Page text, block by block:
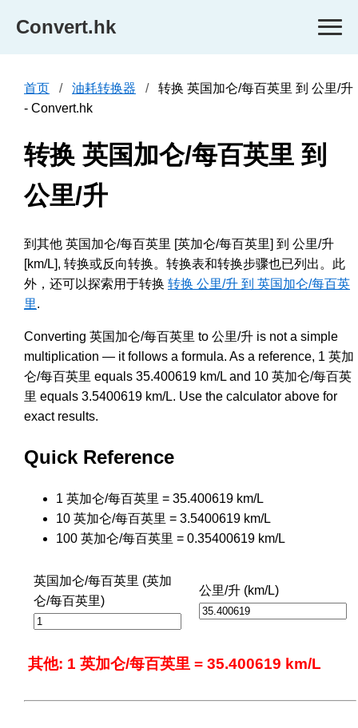
Convert.hk
首页 油耗转换器
转换 英国加仑/每百英里 到 公里/升
- Convert.hk
转换 英国加仑/每百英里 到
公里/升
到其他 英国加仑/每百英里 [英加仑/每百英里] 到 公里/升
[km/L], 转换或反向转换。转换表和转换步骤也已列出。此
外，还可以探索用于转换 转换 公里/升 到 英国加仑/每百英
里.
Converting 英国加仑/每百英里 to 公里/升 is not a simple
multiplication — it follows a formula. As a reference, 1 英加
仑/每百英里 equals 35.400619 km/L and 10 英加仑/每百英
里 equals 3.5400619 km/L. Use the calculator above for
exact results.
Quick Reference
1 英加仑/每百英里 = 35.400619 km/L
10 英加仑/每百英里 = 3.5400619 km/L
100 英加仑/每百英里 = 0.35400619 km/L
英国加仑/每百英里 (英加
仑/每百英里)
公里/升 (km/L)
其他: 1 英加仑/每百英里 = 35.400619 km/L